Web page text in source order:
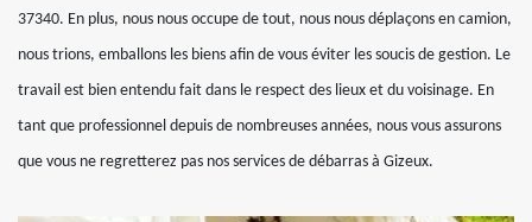
37340. En plus, nous nous occupe de tout, nous nous déplaçons en camion,
nous trions, emballons les biens afin de vous éviter les soucis de gestion. Le
travail est bien entendu fait dans le respect des lieux et du voisinage. En
tant que professionnel depuis de nombreuses années, nous vous assurons
que vous ne regretterez pas nos services de débarras à Gizeux.